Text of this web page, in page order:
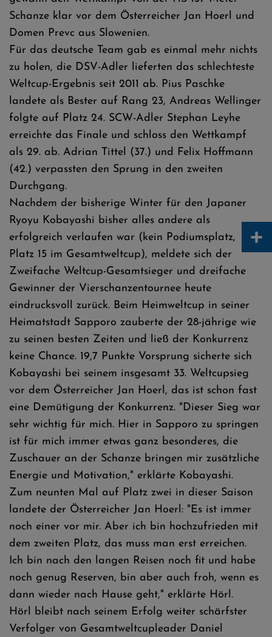
Schanze klar vor dem Österreicher Jan Hoerl und
Domen Prevc aus Slowenien.
Für das deutsche Team gab es einmal mehr nichts
zu holen, die DSV-Adler lieferten das schlechteste
Weltcup-Ergebnis seit 2011 ab. Pius Paschke
landete als Bester auf Rang 23, Andreas Wellinger
folgte auf Platz 24. SCW-Adler Stephan Leyhe
erreichte das Finale und schloss den Wettkampf
als 29. ab. Adrian Tittel (37.) und Felix Hoffmann
(42.) verpassten den Sprung in den zweiten
Durchgang.
Nachdem der bisherige Winter für den Japaner
Ryoyu Kobayashi bisher alles andere als
erfolgreich verlaufen war (kein Podiumsplatz,
Platz 15 im Gesamtweltcup), meldete sich der
Zweifache Weltcup-Gesamtsieger und dreifache
Gewinner der Vierschanzentournee heute
eindrucksvoll zurück. Beim Heimweltcup in seiner
Heimatstadt Sapporo zauberte der 28-jährige wie
zu seinen besten Zeiten und ließ der Konkurrenz
keine Chance. 19,7 Punkte Vorsprung sicherte sich
Kobayashi bei seinem insgesamt 33. Weltcupsieg
vor dem Österreicher Jan Hoerl, das ist schon fast
eine Demütigung der Konkurrenz. "Dieser Sieg war
sehr wichtig für mich. Hier in Sapporo zu springen
ist für mich immer etwas ganz besonderes, die
Zuschauer an der Schanze bringen mir zusätzliche
Energie und Motivation," erklärte Kobayashi.
Zum neunten Mal auf Platz zwei in dieser Saison
landete der Österreicher Jan Hoerl: "Es ist immer
noch einer vor mir. Aber ich bin hochzufrieden mit
dem zweiten Platz, das muss man erst erreichen.
Ich bin nach den langen Reisen noch fit und habe
noch genug Reserven, bin aber auch froh, wenn es
dann wieder nach Hause geht," erklärte Hörl.
Hörl bleibt nach seinem Erfolg weiter schärfster
Verfolger von Gesamtweltcupleader Daniel
+